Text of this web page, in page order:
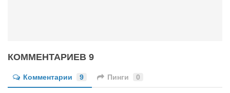
КОММЕНТАРИЕВ 9
Комментарии 9 Пинги 0